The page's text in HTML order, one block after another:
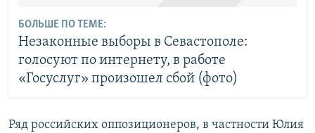
БОЛЬШЕ ПО ТЕМЕ:
Незаконные выборы в Севастополе:
голосуют по интернету, в работе
«Госуслуг» произошел сбой (фото)
Ряд российских оппозиционеров, в частности Юлия